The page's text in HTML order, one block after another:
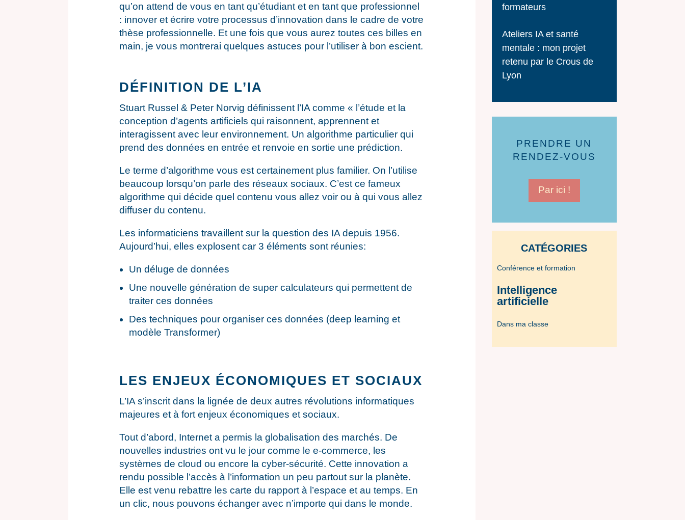
qu’on attend de vous en tant qu’étudiant et en tant que professionnel
: innover et écrire votre processus d’innovation dans le cadre de votre
thèse professionnelle. Et une fois que vous aurez toutes ces billes en
main, je vous montrerai quelques astuces pour l’utiliser à bon escient.
DÉFINITION DE L’IA
Stuart Russel & Peter Norvig définissent l’IA comme « l’étude et la
conception d’agents artificiels qui raisonnent, apprennent et
interagissent avec leur environnement. Un algorithme particulier qui
prend des données en entrée et renvoie en sortie une prédiction.
Le terme d’algorithme vous est certainement plus familier. On l’utilise
beaucoup lorsqu’on parle des réseaux sociaux. C’est ce fameux
algorithme qui décide quel contenu vous allez voir ou à qui vous allez
diffuser du contenu.
Les informaticiens travaillent sur la question des IA depuis 1956.
Aujourd’hui, elles explosent car 3 éléments sont réunies:
Un déluge de données
Une nouvelle génération de super calculateurs qui permettent de
traiter ces données
Des techniques pour organiser ces données (deep learning et
modèle Transformer)
LES ENJEUX ÉCONOMIQUES ET SOCIAUX
L’IA s’inscrit dans la lignée de deux autres révolutions informatiques
majeures et à fort enjeux économiques et sociaux.
Tout d’abord, Internet a permis la globalisation des marchés. De
nouvelles industries ont vu le jour comme le e-commerce, les
systèmes de cloud ou encore la cyber-sécurité. Cette innovation a
rendu possible l’accès à l’information un peu partout sur la planète.
Elle est venu rebattre les carte du rapport à l’espace et au temps. En
un clic, nous pouvons échanger avec n’importe qui dans le monde.
formateurs
Ateliers IA et santé
mentale : mon projet
retenu par le Crous de
Lyon
PRENDRE UN
RENDEZ-VOUS
Par ici !
CATÉGORIES
Conférence et formation
Intelligence
artificielle
Dans ma classe